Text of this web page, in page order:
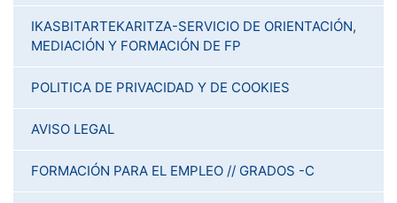
IKASBITARTEKARITZA-SERVICIO DE ORIENTACIÓN,
MEDIACIÓN Y FORMACIÓN DE FP
POLITICA DE PRIVACIDAD Y DE COOKIES
AVISO LEGAL
FORMACIÓN PARA EL EMPLEO // GRADOS -C